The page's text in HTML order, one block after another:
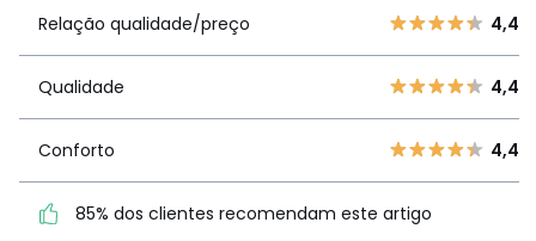
1
3
qualidade/preço
4,4
4,4
85% dos clientes
recomendam este artigo
Relação qualidade/preço 4,4
Qualidade 4,4
Conforto 4,4
85% dos clientes recomendam este artigo